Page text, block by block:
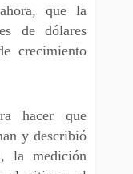
que la
de dólares
crecimiento
hacer que
y describió
la medición